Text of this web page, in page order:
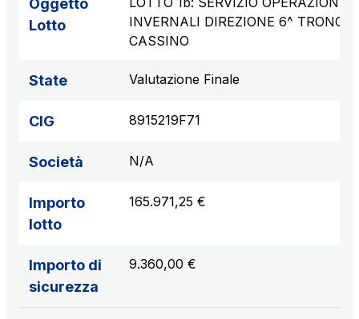
Oggetto
Lotto
INVERNALI DIREZIONE 6^ TRONCO
CASSINO
State Valutazione Finale
CIG 8915219F71
Società N/A
Importo
lotto
165.971,25 €
Importo di
sicurezza
9.360,00 €